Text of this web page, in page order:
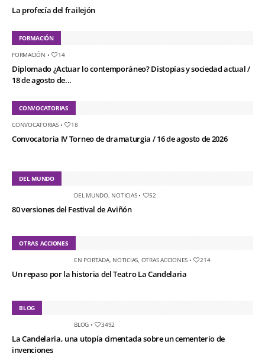
La profecía del frailejón
FORMACIÓN
FORMACIÓN • 14
Diplomado ¿Actuar lo contemporáneo? Distopías y sociedad actual /
18 de agosto de...
CONVOCATORIAS
CONVOCATORIAS• 18
Convocatoria IV Torneo de dramaturgia / 16 de agosto de 2026
DEL MUNDO
DEL MUNDO, NOTICIAS• 52
80 versiones del Festival de Aviñón
OTRAS ACCIONES
EN PORTADA, NOTICIAS OTRAS ACCIONES • 214
Un repaso por la historia del Teatro La Candelaria
BLOG
BLOG • 3492
La Candelaria, una utopía cimentada sobre un cementerio de
invenciones